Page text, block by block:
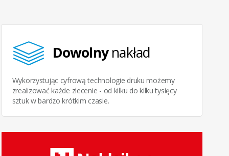
Dowolnynakład
Wykorzystując cyfrową technologie druku możemy
zrealizować każde zlecenie - od kilku do kilku tysięcy
sztuk w bardzo krótkim czasie.